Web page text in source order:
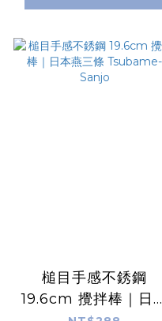
槌目手感不銹鋼
19.6cm 攪拌棒｜日本